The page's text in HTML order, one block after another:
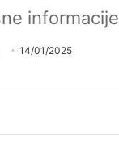
informacije
14/01/2025